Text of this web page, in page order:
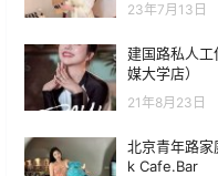
23年7月13日
建国路私人
媒大学店）
21年8月23日
北京青年路
k Cafe.Bar